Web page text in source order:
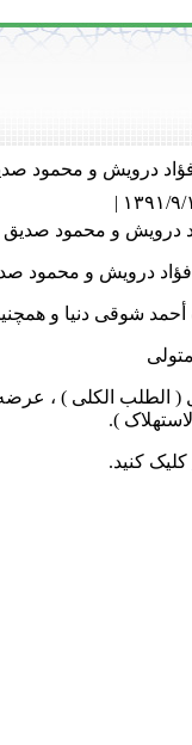
درویش و محمود
درویش و محمود صدیق
درویش و محمود
شوقی دنیا و
( الطلب الکلی ) ،
).
کلیک کنید.